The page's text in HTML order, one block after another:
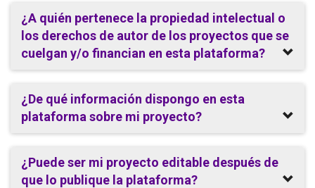
¿A quién pertenece la propiedad intelectual o
los derechos de autor de los proyectos que se
cuelgan y/o financian en esta plataforma?
¿De qué información dispongo en esta
plataforma sobre mi proyecto?
¿Puede ser mi proyecto editable después de
que lo publique la plataforma?